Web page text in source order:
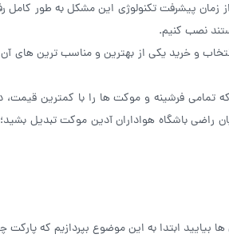
پیشرفت تکنولوژی این مشکل به طور کامل
نصب کنیم.
و خرید یکی از بهترین و مناسب ترین های
تمامی فرشینه و موکت ها را با کمترین قیمت،
راضی باشگاه هواداران آدین موکت تبدیل
ها بیایید ابتدا به این موضوع بپردازیم که